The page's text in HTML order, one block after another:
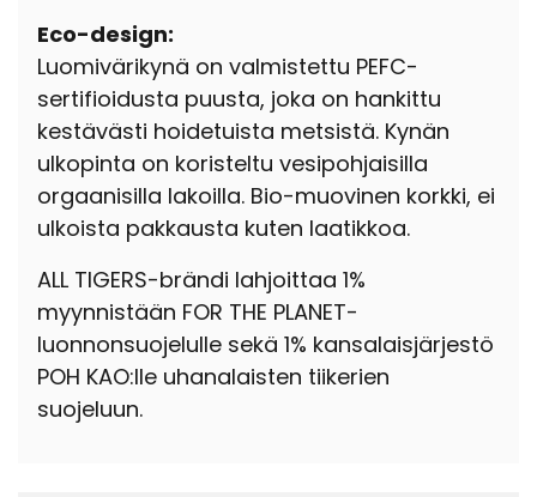
Eco-design:
Luomivärikynä on valmistettu PEFC-
sertifioidusta puusta, joka on hankittu
kestävästi hoidetuista metsistä. Kynän
ulkopinta on koristeltu vesipohjaisilla
orgaanisilla lakoilla. Bio-muovinen korkki, ei
ulkoista pakkausta kuten laatikkoa.
ALL TIGERS-brändi lahjoittaa 1%
myynnistään FOR THE PLANET-
luonnonsuojelulle sekä 1% kansalaisjärjestö
POH KAO:lle uhanalaisten tiikerien
suojeluun.